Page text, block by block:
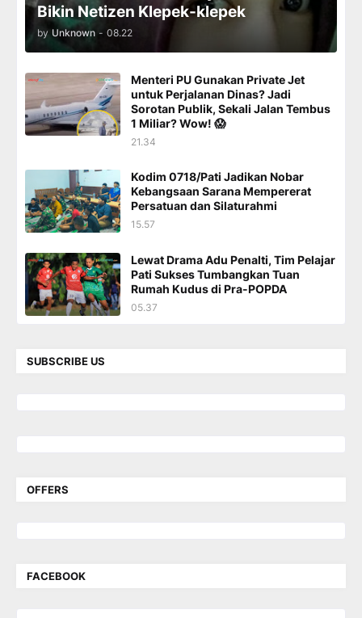
Bikin Netizen Klepek-klepek
by Unknown - 08.22
Menteri PU Gunakan Private Jet
untuk Perjalanan Dinas? Jadi
Sorotan Publik, Sekali Jalan Tembus
1 Miliar? Wow! 😱
21.34
Kodim 0718/Pati Jadikan Nobar
Kebangsaan Sarana Mempererat
Persatuan dan Silaturahmi
15.57
Lewat Drama Adu Penalti, Tim Pelajar
Pati Sukses Tumbangkan Tuan
Rumah Kudus di Pra-POPDA
05.37
SUBSCRIBE US
OFFERS
FACEBOOK